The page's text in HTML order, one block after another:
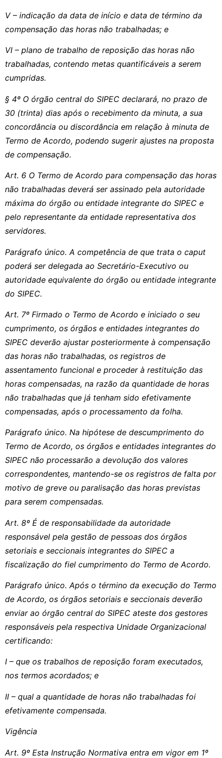
V – indicação da data de início e data de término da
compensação das horas não trabalhadas; e
VI – plano de trabalho de reposição das horas não
trabalhadas, contendo metas quantificáveis a serem
cumpridas.
§ 4º O órgão central do SIPEC declarará, no prazo de
30 (trinta) dias após o recebimento da minuta, a sua
concordância ou discordância em relação à minuta de
Termo de Acordo, podendo sugerir ajustes na proposta
de compensação.
Art. 6 O Termo de Acordo para compensação das horas
não trabalhadas deverá ser assinado pela autoridade
máxima do órgão ou entidade integrante do SIPEC e
pelo representante da entidade representativa dos
servidores.
Parágrafo único. A competência de que trata o caput
poderá ser delegada ao Secretário-Executivo ou
autoridade equivalente do órgão ou entidade integrante
do SIPEC.
Art. 7º Firmado o Termo de Acordo e iniciado o seu
cumprimento, os órgãos e entidades integrantes do
SIPEC deverão ajustar posteriormente à compensação
das horas não trabalhadas, os registros de
assentamento funcional e proceder à restituição das
horas compensadas, na razão da quantidade de horas
não trabalhadas que já tenham sido efetivamente
compensadas, após o processamento da folha.
Parágrafo único. Na hipótese de descumprimento do
Termo de Acordo, os órgãos e entidades integrantes do
SIPEC não processarão a devolução dos valores
correspondentes, mantendo-se os registros de falta por
motivo de greve ou paralisação das horas previstas
para serem compensadas.
Art. 8º É de responsabilidade da autoridade
responsável pela gestão de pessoas dos órgãos
setoriais e seccionais integrantes do SIPEC a
fiscalização do fiel cumprimento do Termo de Acordo.
Parágrafo único. Após o término da execução do Termo
de Acordo, os órgãos setoriais e seccionais deverão
enviar ao órgão central do SIPEC ateste dos gestores
responsáveis pela respectiva Unidade Organizacional
certificando:
I – que os trabalhos de reposição foram executados,
nos termos acordados; e
II – qual a quantidade de horas não trabalhadas foi
efetivamente compensada.
Vigência
Art. 9º Esta Instrução Normativa entra em vigor em 1º